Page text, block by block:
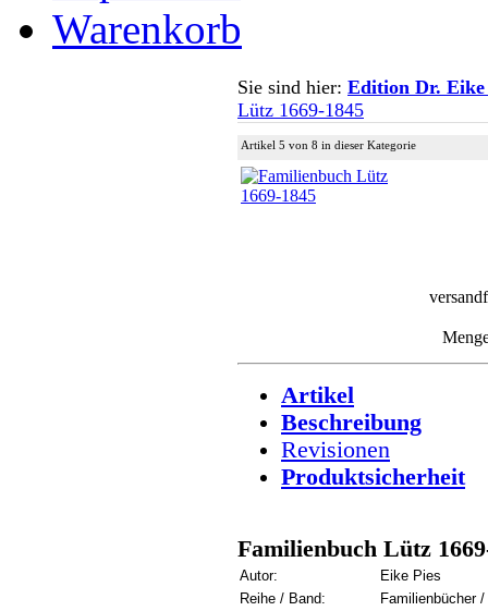
Warenkorb
Sie sind hier: Edition Dr. Eike
Lütz 1669-1845
Artikel 5 von 8 in dieser Kategorie
Artikel
Beschreibung
Revisionen
Produktsicherheit
Familienbuch Lütz
Autor:
Eike Pies
Reihe / Band:
Familienbücher